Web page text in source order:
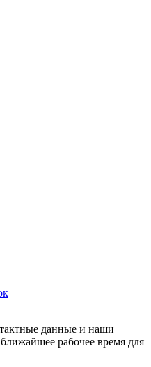
данные и наши
рабочее время для